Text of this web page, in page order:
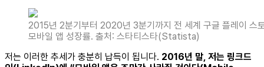
2015년 2분기부터 2020년 3분기까지 전 세계 구글 플레이 스
모바일 앱 성장률. 출처: 스타티스타(Statista)
저는 이러한 추세가 충분히 납득이 됩니다. 2016년 말, 저는 링크드